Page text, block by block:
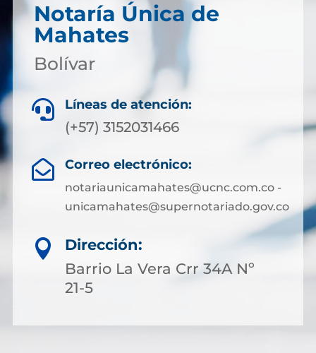
Notaría Única de
Mahates
Bolívar
 Líneas de atención:
(+57) 3152031466
 Correo electrónico:
notariaunicamahates@ucnc.com.co -
unicamahates@supernotariado.gov.co

Dirección:
Barrio La Vera Crr 34A Nº
21-5